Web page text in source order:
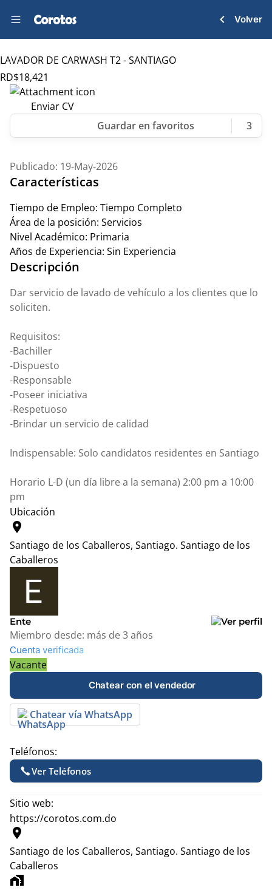
Volver
LAVADOR DE CARWASH T2 - SANTIAGO
RD$18,421
Enviar CV
3
Publicado: 19-May-2026
Características
Tiempo de Empleo: Tiempo Completo
Área de la posición: Servicios
Nivel Académico: Primaria
Años de Experiencia: Sin Experiencia
Descripción
Dar servicio de lavado de vehículo a los clientes que lo
soliciten.
Requisitos:
-Bachiller
-Dispuesto
-Responsable
-Poseer iniciativa
-Respetuoso
-Brindar un servicio de calidad
Indispensable: Solo candidatos residentes en Santiago
Horario L-D (un día libre a la semana) 2:00 pm a 10:00
pm
Ubicación
location_on
Santiago de los Caballeros, Santiago. Santiago de los
Caballeros
+
−
Ente
Miembro desde: más de 3 años
Cuenta verificada
Vacante
Chatear con el vendedor
Chatear vía WhatsApp
Teléfonos:
Ver Teléfonos
Sitio web:
https://corotos.com.do
location_on
Santiago de los Caballeros, Santiago. Santiago de los
Caballeros
home_work